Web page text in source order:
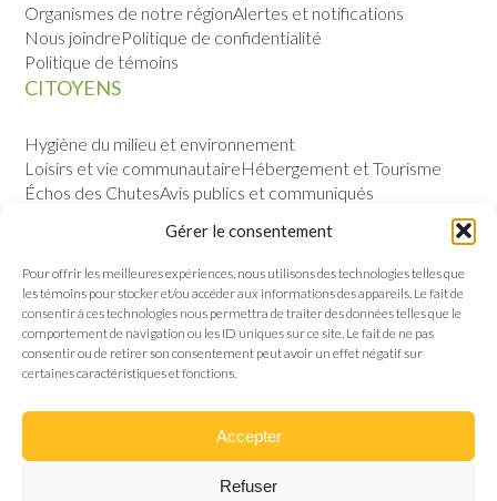
Gérer le consentement
Pour offrir les meilleures expériences, nous utilisons des technologies telles que
les témoins pour stocker et/ou accéder aux informations des appareils. Le fait de
consentir à ces technologies nous permettra de traiter des données telles que le
comportement de navigation ou les ID uniques sur ce site. Le fait de ne pas
consentir ou de retirer son consentement peut avoir un effet négatif sur
certaines caractéristiques et fonctions.
Accepter
Refuser
Organismes de notre régionAlertes et notifications
Nous joindrePolitique de confidentialité
Politique de témoins
CITOYENS
Hygiène du milieu et environnement
Loisirs et vie communautaireHébergement et Tourisme
Échos des ChutesAvis publics et communiqués
Notre histoirePermis et règlements
Politique de gestion contractuelleConseil municipal